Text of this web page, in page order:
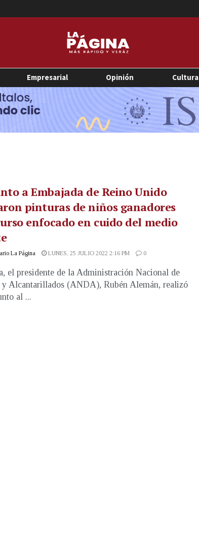
Empresarial Opinión Cultura
a Embajada de Reino Unido
pinturas de niños ganadores
enfocado en cuido del medio
La Página LUNES, 25 JULIO 2022 2:16 PM 0
el presidente de la Administración Nacional de
y Alcantarillados (ANDA), Rubén Alemán, realizó
al ...